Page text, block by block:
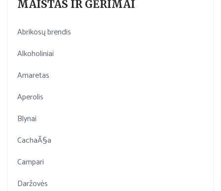
MAISTAS IR GĖRIMAI
Abrikosų brendis
Alkoholiniai
Amaretas
Aperolis
Blynai
CachaÃ§a
Campari
Daržovės